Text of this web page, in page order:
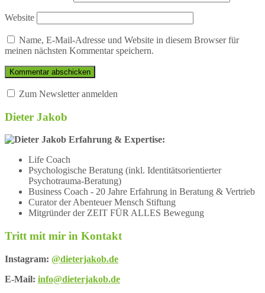
Website
Name, E-Mail-Adresse und Website in diesem Browser für
meinen nächsten Kommentar speichern.
Zum Newsletter anmelden
Dieter Jakob
Erfahrung & Expertise:
Life Coach
Psychologische Beratung (inkl. Identitätsorientierter
Psychotrauma-Beratung)
Business Coach - 20 Jahre Erfahrung in Beratung & Vertrieb
Curator der Abenteuer Mensch Stiftung
Mitgründer der ZEIT FÜR ALLES Bewegung
Tritt mit mir in Kontakt
Instagram: @dieterjakob.de
E-Mail: info@dieterjakob.de